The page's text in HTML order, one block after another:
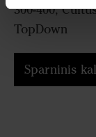
300-400,
TopDown
Sparninis